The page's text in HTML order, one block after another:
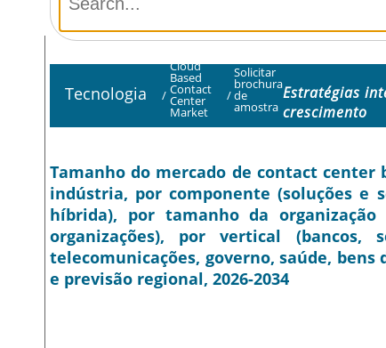
Tecnologia /
Cloud
Based
Contact
Center
Market
/
Solicitar
brochura
de
amostra
Estratégias
crescimento
Tamanho do mercado de contact
indústria, por componente (soluções e
híbrida), por tamanho da organização
organizações), por vertical (bancos,
telecomunicações, governo, saúde,
e previsão regional, 2026-2034